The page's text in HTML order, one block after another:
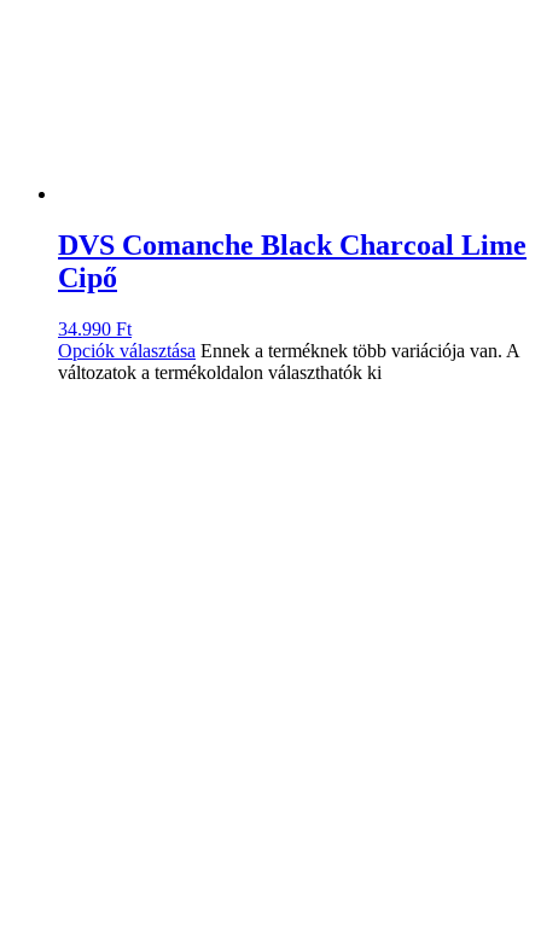
DVS Comanche Black Charcoal Lime
Cipő
34.990 Ft
Opciók választása Ennek a terméknek több variációja van. A
változatok a termékoldalon választhatók ki